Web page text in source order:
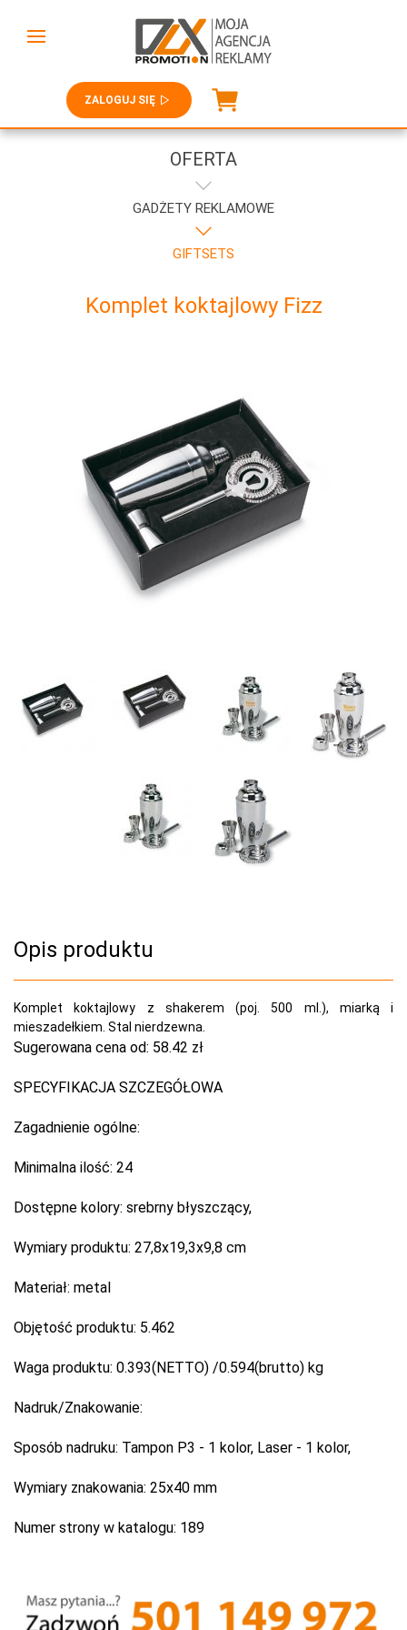
ZALOGUJ SIĘ
OFERTA
GADŻETY REKLAMOWE
GIFTSETS
Komplet koktajlowy Fizz
Opis produktu
Komplet koktajlowy z shakerem (poj. 500 ml.), miarką i
mieszadełkiem. Stal nierdzewna.
Sugerowana cena od: 58.42 zł
SPECYFIKACJA SZCZEGÓŁOWA
Zagadnienie ogólne:
Minimalna ilość: 24
Dostępne kolory: srebrny błyszczący,
Wymiary produktu: 27,8x19,3x9,8 cm
Materiał: metal
Objętość produktu: 5.462
Waga produktu: 0.393(NETTO) /0.594(brutto) kg
Nadruk/Znakowanie:
Sposób nadruku: Tampon P3 - 1 kolor, Laser - 1 kolor,
Wymiary znakowania: 25x40 mm
Numer strony w katalogu: 189